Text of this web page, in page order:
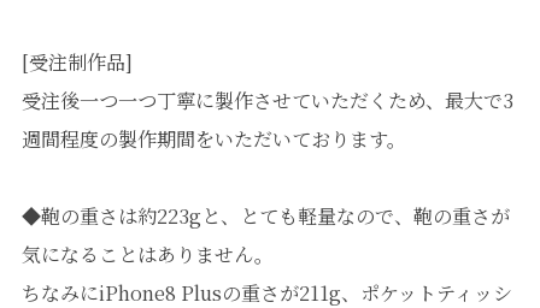
[受注制作品]
受注後一つ一つ丁寧に製作させていただくため、最大で3
週間程度の製作期間をいただいております。
◆鞄の重さは約223gと、とても軽量なので、鞄の重さが
気になることはありません。
ちなみにiPhone8 Plusの重さが211g、ポケットティッシ